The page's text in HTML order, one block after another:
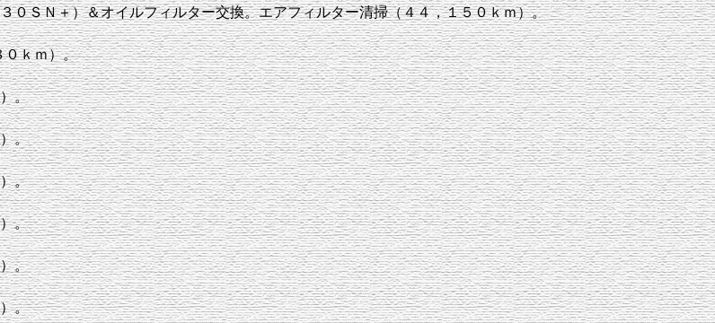
０ＳＮ＋）＆オイルフィルター交換。エアフィルター清掃（４４，１５０ｋｍ）。
０ｋｍ）。
。
。
。
。
。
。